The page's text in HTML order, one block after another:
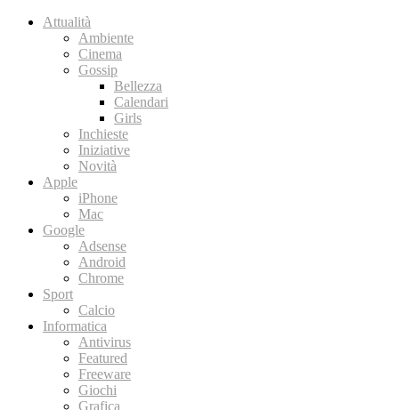
Attualità
Ambiente
Cinema
Gossip
Bellezza
Calendari
Girls
Inchieste
Iniziative
Novità
Apple
iPhone
Mac
Google
Adsense
Android
Chrome
Sport
Calcio
Informatica
Antivirus
Featured
Freeware
Giochi
Grafica